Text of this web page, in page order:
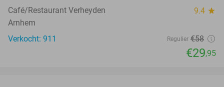
Café/Restaurant Verheyden 9.4 star
Arnhem
Verkocht: 911
Regulier €58
€29,95